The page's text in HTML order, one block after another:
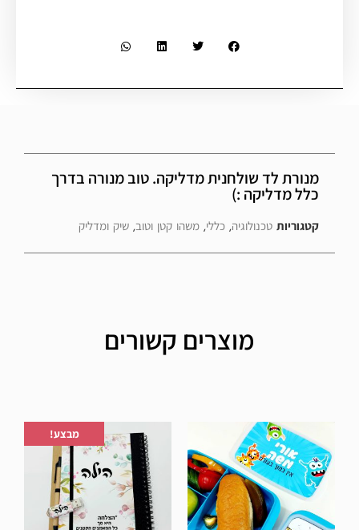
מנורת לד שולחנית מדליקה. טוב מנורה בדרך
כלל מדליקה :)
קטגוריות טכנולוגיה, כללי, משהו קטן וטוב, שיק ומדליק
מוצרים קשורים
מבצע!